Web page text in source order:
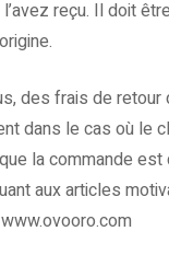
reçu. Il doit
des frais de retour
dans le cas où le
la commande est
aux articles